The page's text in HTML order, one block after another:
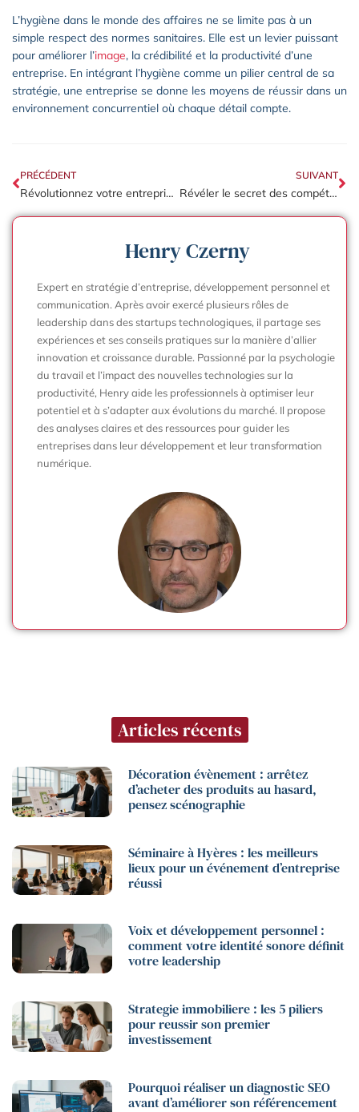
L’hygiène dans le monde des affaires ne se limite pas à un
simple respect des normes sanitaires. Elle est un levier puissant
pour améliorer l’image, la crédibilité et la productivité d’une
entreprise. En intégrant l’hygiène comme un pilier central de sa
stratégie, une entreprise se donne les moyens de réussir dans un
environnement concurrentiel où chaque détail compte.
PRÉCÉDENT
Révolutionnez votre entreprise avec ces stratégies de marketing digital surprenantes
SUIVANT
Révéler le secret des compétences personnelles pour briller en entreprise
Henry Czerny
Expert en stratégie d’entreprise, développement personnel et
communication. Après avoir exercé plusieurs rôles de
leadership dans des startups technologiques, il partage ses
expériences et ses conseils pratiques sur la manière d’allier
innovation et croissance durable. Passionné par la psychologie
du travail et l’impact des nouvelles technologies sur la
productivité, Henry aide les professionnels à optimiser leur
potentiel et à s’adapter aux évolutions du marché. Il propose
des analyses claires et des ressources pour guider les
entreprises dans leur développement et leur transformation
numérique.
Articles récents
Décoration évènement : arrêtez
d’acheter des produits au hasard,
pensez scénographie
Séminaire à Hyères : les meilleurs
lieux pour un événement d’entreprise
réussi
Voix et développement personnel :
comment votre identité sonore définit
votre leadership
Strategie immobiliere : les 5 piliers
pour reussir son premier
investissement
Pourquoi réaliser un diagnostic SEO
avant d’améliorer son référencement